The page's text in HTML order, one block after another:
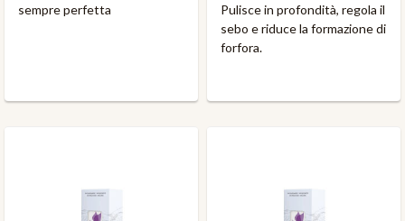
sempre perfetta
Pulisce in profondità, regola il
sebo e riduce la formazione di
forfora.